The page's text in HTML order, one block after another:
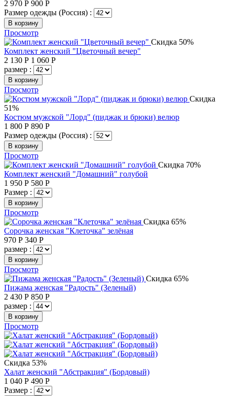
2 970 Р 900 Р
Размер одежды (Россия) :
В корзину
Просмотр
Скидка 50%
Комплект женский "Цветочный вечер"
2 130 Р 1 060 Р
размер :
В корзину
Просмотр
Скидка
51%
Костюм мужской "Лорд" (пиджак и брюки) велюр
1 800 Р 890 Р
Размер одежды (Россия) :
В корзину
Просмотр
Скидка 70%
Комплект женский "Домашний" голубой
1 950 Р 580 Р
Размер :
В корзину
Просмотр
Скидка 65%
Сорочка женская "Клеточка" зелёная
970 Р 340 Р
размер :
В корзину
Просмотр
Скидка 65%
Пижама женская "Радость" (Зеленый)
2 430 Р 850 Р
размер :
В корзину
Просмотр
Скидка 53%
Халат женский "Абстракция" (Бордовый)
1 040 Р 490 Р
Размер :